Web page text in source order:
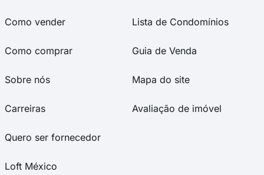
Como vender
Como comprar
Sobre nós
Carreiras
Quero ser fornecedor
Loft México
Lista de Condomínios
Guia de Venda
Mapa do site
Avaliação de imóvel